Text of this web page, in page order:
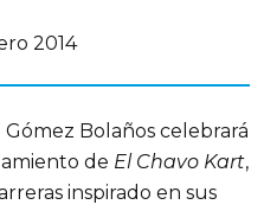
2014
Bolaños celebrará
de El Chavo Kart,
inspirado en sus